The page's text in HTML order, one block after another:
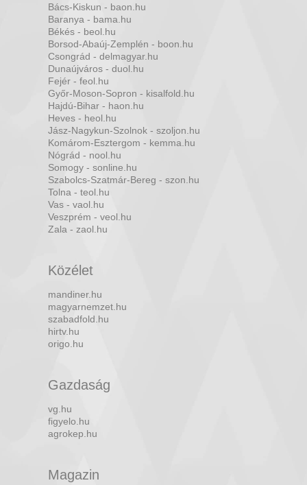
Bács-Kiskun - baon.hu
Baranya - bama.hu
Békés - beol.hu
Borsod-Abaúj-Zemplén - boon.hu
Csongrád - delmagyar.hu
Dunaújváros - duol.hu
Fejér - feol.hu
Győr-Moson-Sopron - kisalfold.hu
Hajdú-Bihar - haon.hu
Heves - heol.hu
Jász-Nagykun-Szolnok - szoljon.hu
Komárom-Esztergom - kemma.hu
Nógrád - nool.hu
Somogy - sonline.hu
Szabolcs-Szatmár-Bereg - szon.hu
Tolna - teol.hu
Vas - vaol.hu
Veszprém - veol.hu
Zala - zaol.hu
Közélet
mandiner.hu
magyarnemzet.hu
szabadfold.hu
hirtv.hu
origo.hu
Gazdaság
vg.hu
figyelo.hu
agrokep.hu
Magazin